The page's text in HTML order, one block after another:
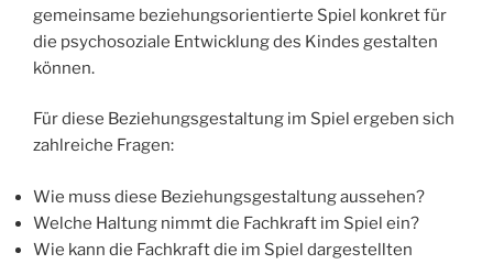
gemeinsame beziehungsorientierte Spiel konkret für
die psychosoziale Entwicklung des Kindes gestalten
können.
Für diese Beziehungsgestaltung im Spiel ergeben sich
zahlreiche Fragen:
Wie muss diese Beziehungsgestaltung aussehen?
Welche Haltung nimmt die Fachkraft im Spiel ein?
Wie kann die Fachkraft die im Spiel dargestellten